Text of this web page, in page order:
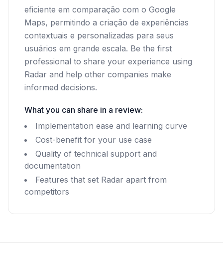
eficiente em comparação com o Google
Maps, permitindo a criação de experiências
contextuais e personalizadas para seus
usuários em grande escala. Be the first
professional to share your experience using
Radar and help other companies make
informed decisions.
What you can share in a review:
Implementation ease and learning curve
Cost-benefit for your use case
Quality of technical support and
documentation
Features that set Radar apart from
competitors